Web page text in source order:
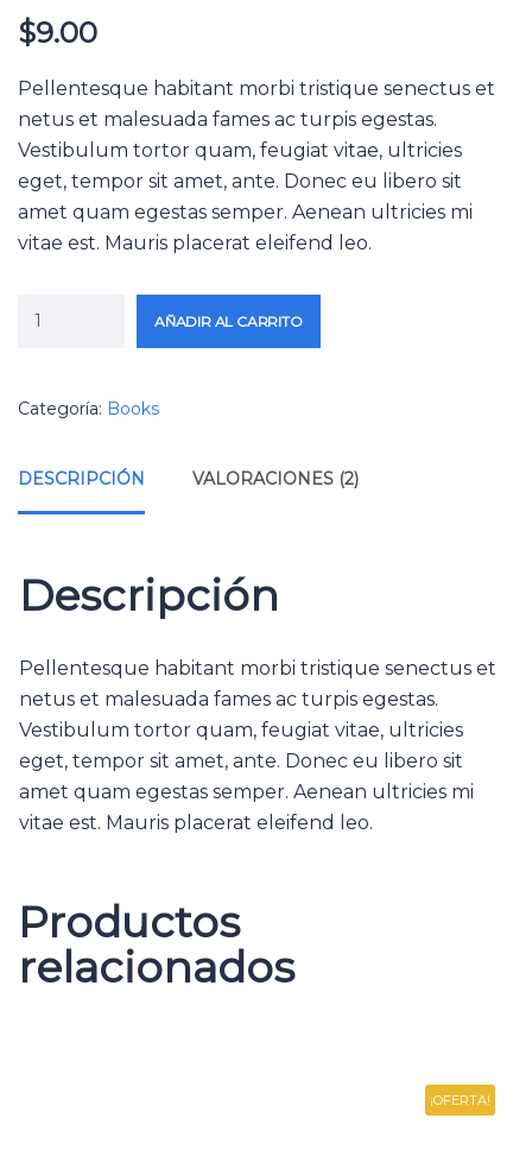
$9.00
Pellentesque habitant morbi tristique senectus et
netus et malesuada fames ac turpis egestas.
Vestibulum tortor quam, feugiat vitae, ultricies
eget, tempor sit amet, ante. Donec eu libero sit
amet quam egestas semper. Aenean ultricies mi
vitae est. Mauris placerat eleifend leo.
AÑADIR AL CARRITO
Categoría: Books
DESCRIPCIÓN VALORACIONES (2)
Descripción
Pellentesque habitant morbi tristique senectus et
netus et malesuada fames ac turpis egestas.
Vestibulum tortor quam, feugiat vitae, ultricies
eget, tempor sit amet, ante. Donec eu libero sit
amet quam egestas semper. Aenean ultricies mi
vitae est. Mauris placerat eleifend leo.
Productos
relacionados
¡OFERTA!